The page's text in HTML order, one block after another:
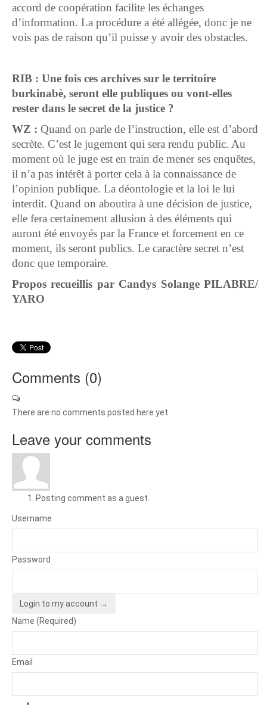
accord de coopération facilite les échanges
d’information. La procédure a été allégée, donc je ne
vois pas de raison qu’il puisse y avoir des obstacles.
RIB : Une fois ces archives sur le territoire
burkinabè, seront elle publiques ou vont-elles
rester dans le secret de la justice ?
WZ : Quand on parle de l’instruction, elle est d’abord
secrète. C’est le jugement qui sera rendu public. Au
moment où le juge est en train de mener ses enquêtes,
il n’a pas intérêt à porter cela à la connaissance de
l’opinion publique. La déontologie et la loi le lui
interdit. Quand on aboutira à une décision de justice,
elle fera certainement allusion à des éléments qui
auront été envoyés par la France et forcement en ce
moment, ils seront publics. Le caractère secret n’est
donc que temporaire.
Propos recueillis par Candys Solange PILABRE/
YARO
Comments (0)
There are no comments posted here yet
Leave your comments
Posting comment as a guest.
Username
Password
Login to my account →
Name (Required)
Email